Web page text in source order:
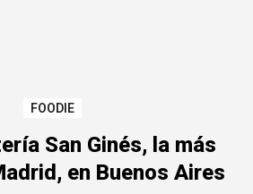
FOODIE
San Ginés, la más
en Buenos Aires